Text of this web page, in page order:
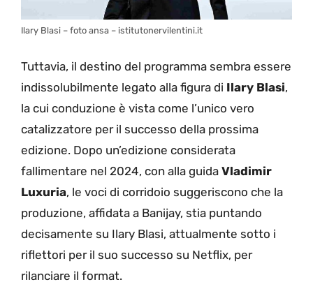
Ilary Blasi – foto ansa – istitutonervilentini.it
Tuttavia, il destino del programma sembra essere
indissolubilmente legato alla figura di Ilary Blasi,
la cui conduzione è vista come l’unico vero
catalizzatore per il successo della prossima
edizione. Dopo un’edizione considerata
fallimentare nel 2024, con alla guida Vladimir
Luxuria, le voci di corridoio suggeriscono che la
produzione, affidata a Banijay, stia puntando
decisamente su Ilary Blasi, attualmente sotto i
riflettori per il suo successo su Netflix, per
rilanciare il format.